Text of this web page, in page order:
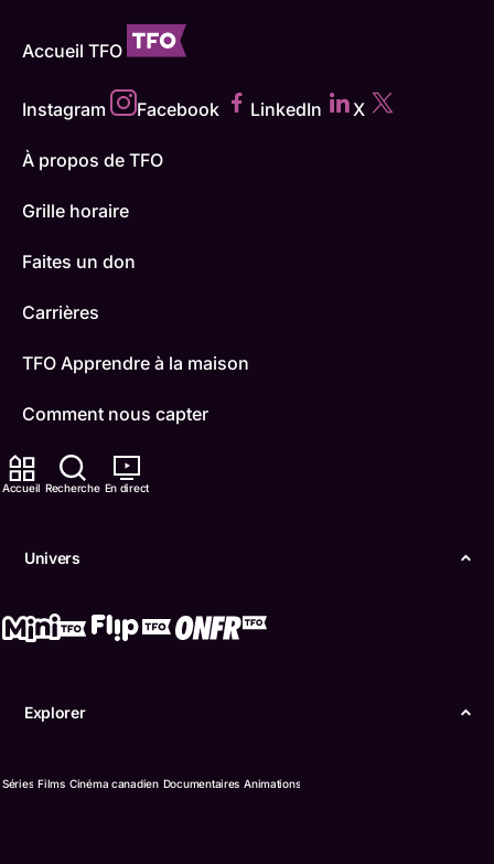
Accueil Recherche En direct
Univers
Explorer
Séries Films Cinéma canadien Documentaires Animations
Accueil TFO
Instagram Facebook LinkedIn X
À propos de TFO
Grille horaire
Faites un don
Carrières
TFO Apprendre à la maison
Comment nous capter
Contactez-nous
IDÉLLO
Boukili
Accessibilité